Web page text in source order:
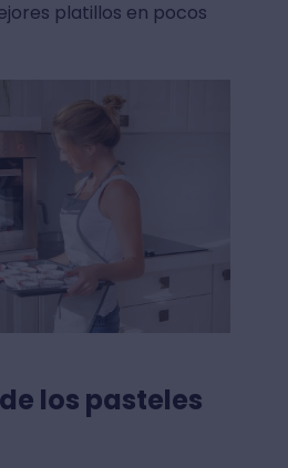
platillos en pocos
los pasteles